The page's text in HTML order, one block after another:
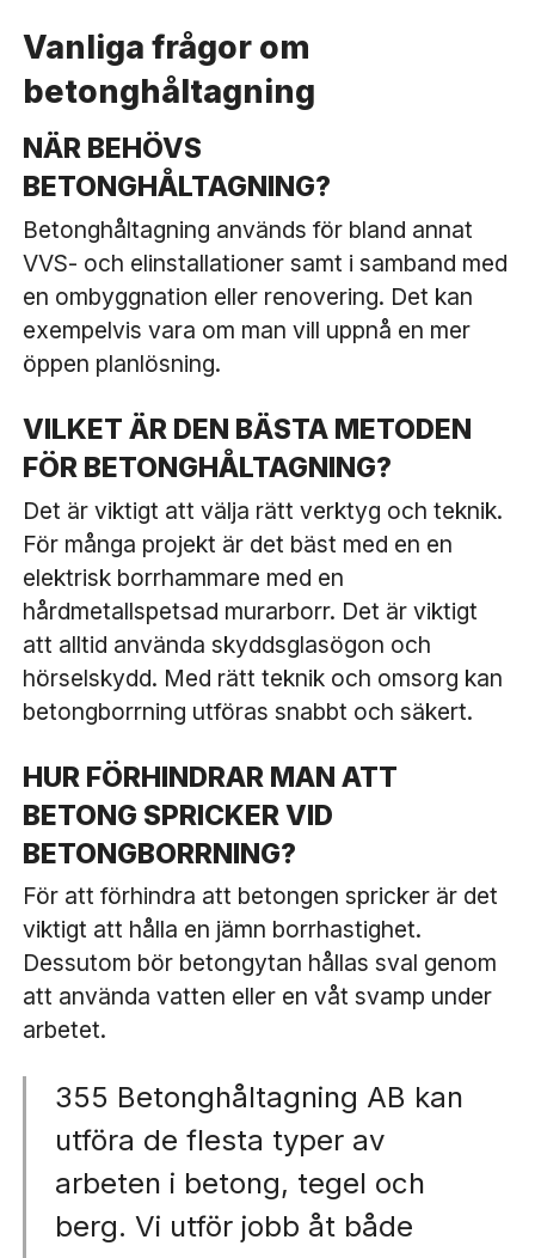
Vanliga frågor om
betonghåltagning
NÄR BEHÖVS
BETONGHÅLTAGNING?
Betonghåltagning används för bland annat
VVS- och elinstallationer samt i samband med
en ombyggnation eller renovering. Det kan
exempelvis vara om man vill uppnå en mer
öppen planlösning.
VILKET ÄR DEN BÄSTA METODEN
FÖR BETONGHÅLTAGNING?
Det är viktigt att välja rätt verktyg och teknik.
För många projekt är det bäst med en en
elektrisk borrhammare med en
hårdmetallspetsad murarborr. Det är viktigt
att alltid använda skyddsglasögon och
hörselskydd. Med rätt teknik och omsorg kan
betongborrning utföras snabbt och säkert.
HUR FÖRHINDRAR MAN ATT
BETONG SPRICKER VID
BETONGBORRNING?
För att förhindra att betongen spricker är det
viktigt att hålla en jämn borrhastighet.
Dessutom bör betongytan hållas sval genom
att använda vatten eller en våt svamp under
arbetet.
355 Betonghåltagning AB kan
utföra de flesta typer av
arbeten i betong, tegel och
berg. Vi utför jobb åt både